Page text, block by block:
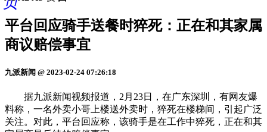
平台回应骑手送餐时猝死：正在和其家属
商议赔偿事宜
九派新闻 @ 2023-02-24 07:26:18
据九派新闻视频报道，2月23日，在广东深圳，有网友爆
料称，一名外卖小哥上楼送外卖时，猝死在楼梯间，引起广泛
关注。对此，平台回应称，该骑手是在工作中猝死，正在和其